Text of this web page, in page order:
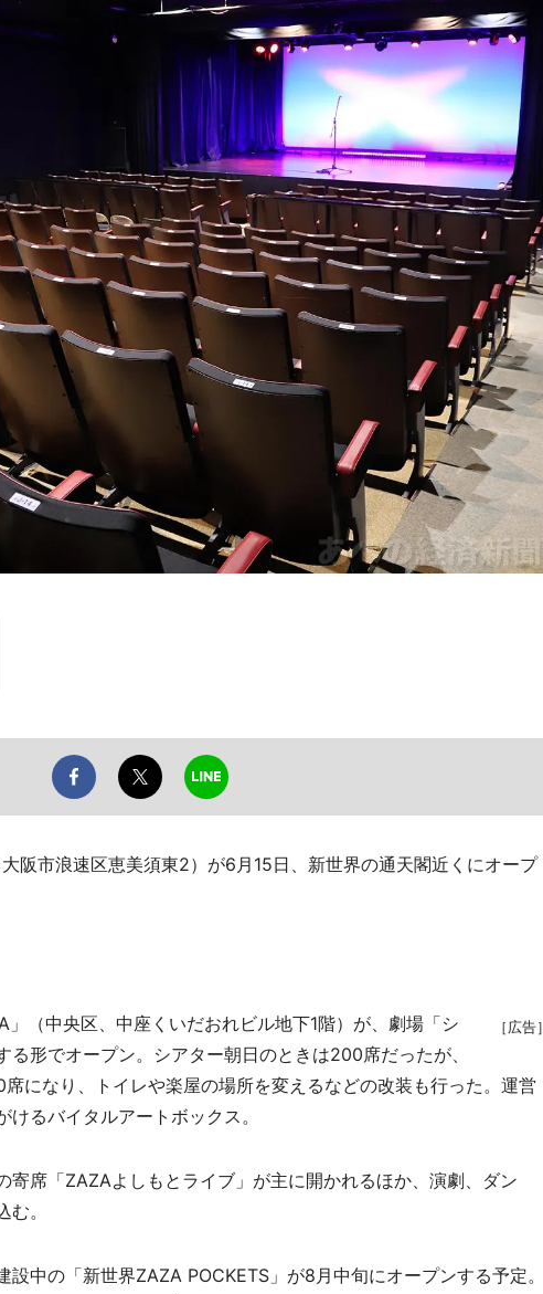
阪市浪速区恵美須東2）が6月15日、新世界の通天閣近くにオープ
［広告］
（中央区、中座くいだおれビル地下1階）が、劇場「シ
形でオープン。シアター朝日のときは200席だったが、
になり、トイレや楽屋の場所を変えるなどの改装も行った。運営
るバイタルアートボックス。
席「ZAZAよしもとライブ」が主に開かれるほか、演劇、ダン
。
中の「新世界ZAZA POCKETS」が8月中旬にオープンする予定。